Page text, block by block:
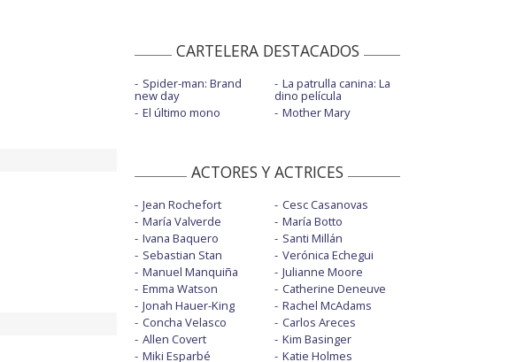
CARTELERA DESTACADOS
Spider-man: Brand
new day
El último mono
La patrulla canina: La
dino película
Mother Mary
ACTORES Y ACTRICES
Jean Rochefort
María Valverde
Ivana Baquero
Sebastian Stan
Manuel Manquiña
Emma Watson
Jonah Hauer-King
Concha Velasco
Allen Covert
Miki Esparbé
Cesc Casanovas
María Botto
Santi Millán
Verónica Echegui
Julianne Moore
Catherine Deneuve
Rachel McAdams
Carlos Areces
Kim Basinger
Katie Holmes